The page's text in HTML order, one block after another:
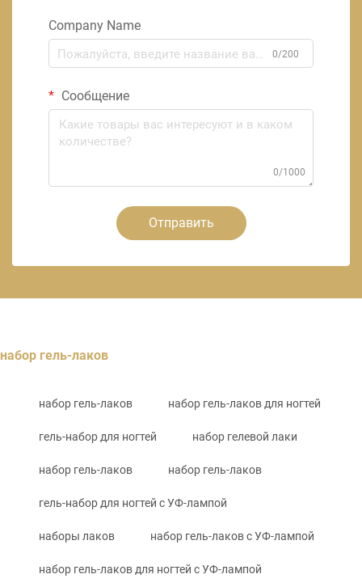
Company Name
0/200
Сообщение
0/1000
Отправить
набор гель-лаков
набор гель-лаков набор гель-лаков для ногтей
гель-набор для ногтей набор гелевой лаки
набор гель-лаков набор гель-лаков
гель-набор для ногтей с УФ-лампой
наборы лаков набор гель-лаков с УФ-лампой
набор гель-лаков для ногтей с УФ-лампой